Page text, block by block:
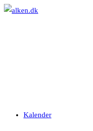
Skip
Kalender